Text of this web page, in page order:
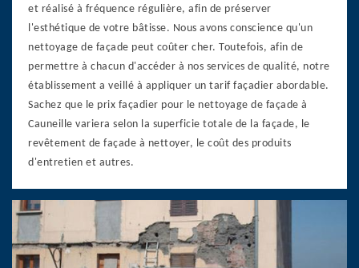
et réalisé à fréquence régulière, afin de préserver
l'esthétique de votre bâtisse. Nous avons conscience qu'un
nettoyage de façade peut coûter cher. Toutefois, afin de
permettre à chacun d'accéder à nos services de qualité, notre
établissement a veillé à appliquer un tarif façadier abordable.
Sachez que le prix façadier pour le nettoyage de façade à
Cauneille variera selon la superficie totale de la façade, le
revêtement de façade à nettoyer, le coût des produits
d'entretien et autres.